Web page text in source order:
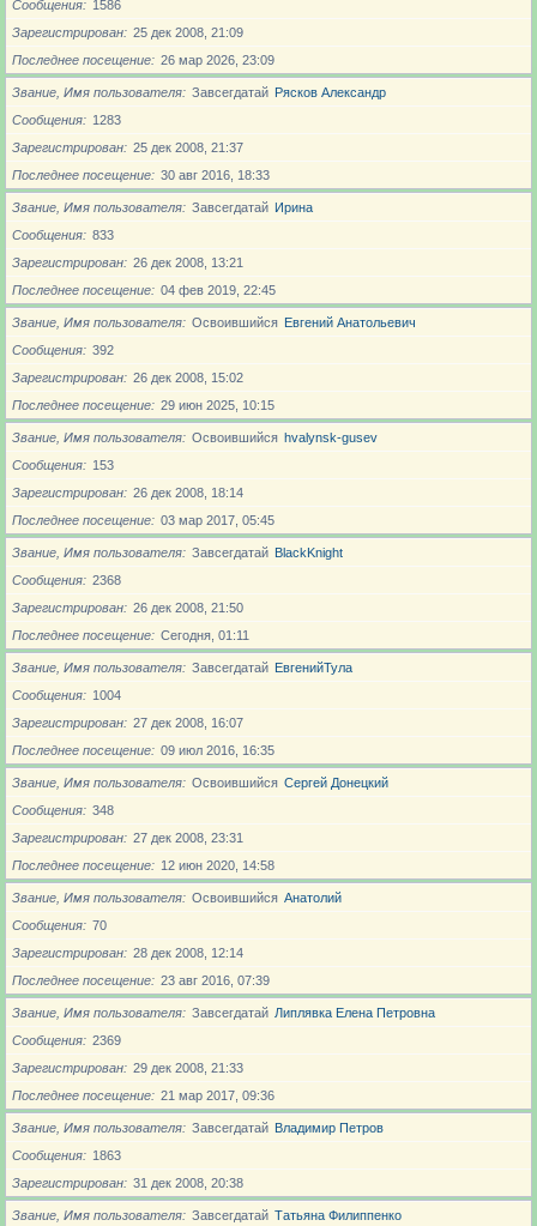
Сообщения
1586
Зарегистрирован
25 дек 2008, 21:09
Последнее посещение
26 мар 2026, 23:09
Звание, Имя пользователя Завсегдатай Рясков Александр
Сообщения
1283
Зарегистрирован
25 дек 2008, 21:37
Последнее посещение
30 авг 2016, 18:33
Звание, Имя пользователя Завсегдатай Ирина
Сообщения
833
Зарегистрирован
26 дек 2008, 13:21
Последнее посещение
04 фев 2019, 22:45
Звание, Имя пользователя Освоившийся Евгений Анатольевич
Сообщения
392
Зарегистрирован
26 дек 2008, 15:02
Последнее посещение
29 июн 2025, 10:15
Звание, Имя пользователя Освоившийся hvalynsk-gusev
Сообщения
153
Зарегистрирован
26 дек 2008, 18:14
Последнее посещение
03 мар 2017, 05:45
Звание, Имя пользователя Завсегдатай BlackKnight
Сообщения
2368
Зарегистрирован
26 дек 2008, 21:50
Последнее посещение
Сегодня, 01:11
Звание, Имя пользователя Завсегдатай ЕвгенийТула
Сообщения
1004
Зарегистрирован
27 дек 2008, 16:07
Последнее посещение
09 июл 2016, 16:35
Звание, Имя пользователя Освоившийся Сергей Донецкий
Сообщения
348
Зарегистрирован
27 дек 2008, 23:31
Последнее посещение
12 июн 2020, 14:58
Звание, Имя пользователя Освоившийся Анатолий
Сообщения
70
Зарегистрирован
28 дек 2008, 12:14
Последнее посещение
23 авг 2016, 07:39
Звание, Имя пользователя Завсегдатай Липлявка Елена Петровна
Сообщения
2369
Зарегистрирован
29 дек 2008, 21:33
Последнее посещение
21 мар 2017, 09:36
Звание, Имя пользователя Завсегдатай Владимир Петров
Сообщения
1863
Зарегистрирован
31 дек 2008, 20:38
Звание, Имя пользователя Завсегдатай Татьяна Филиппенко